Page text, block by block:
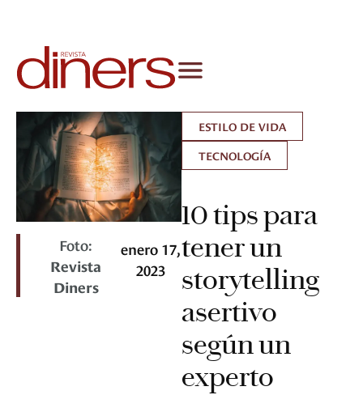
Foto:
Revista
Diners
enero 17,
2023
ESTILO DE VIDA
TECNOLOGÍA
10 tips para
tener un
storytelling
asertivo
según un
experto